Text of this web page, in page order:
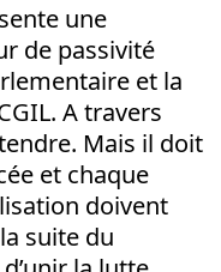
une
de passivité
et la
A travers
Mais il doit
et chaque
doivent
suite du